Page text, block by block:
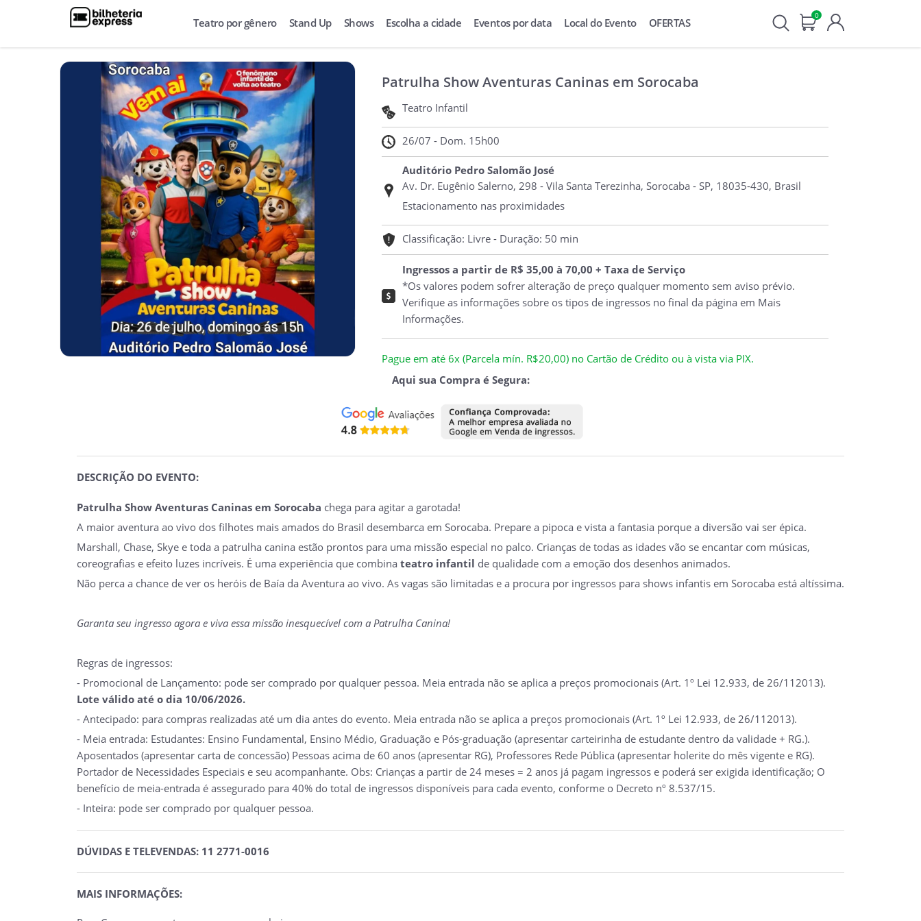
Teatro por gênero Stand Up Shows Escolha a cidade Eventos por data Local do Evento OFERTAS
0
Patrulha Show Aventuras Caninas em Sorocaba
Teatro Infantil
26/07 - Dom. 15h00
Auditório Pedro Salomão José
Av. Dr. Eugênio Salerno, 298 - Vila Santa Terezinha, Sorocaba - SP, 18035-430, Brasil
Estacionamento nas proximidades
Classificação: Livre - Duração: 50 min
Ingressos a partir de R$ 35,00 à 70,00 + Taxa de Serviço
*Os valores podem sofrer alteração de preço qualquer momento sem aviso prévio.
Verifique as informações sobre os tipos de ingressos no final da página em Mais
Informações.
Pague em até 6x (Parcela mín. R$20,00) no Cartão de Crédito ou à vista via PIX.
Aqui sua Compra é Segura:
DESCRIÇÃO DO EVENTO:
Patrulha Show Aventuras Caninas em Sorocaba chega para agitar a garotada!
A maior aventura ao vivo dos filhotes mais amados do Brasil desembarca em Sorocaba. Prepare a pipoca e vista a fantasia porque a diversão vai ser épica.
Marshall, Chase, Skye e toda a patrulha canina estão prontos para uma missão especial no palco. Crianças de todas as idades vão se encantar com músicas,
coreografias e efeito luzes incríveis. É uma experiência que combina teatro infantil de qualidade com a emoção dos desenhos animados.
Não perca a chance de ver os heróis de Baía da Aventura ao vivo. As vagas são limitadas e a procura por ingressos para shows infantis em Sorocaba está altíssima.
Garanta seu ingresso agora e viva essa missão inesquecível com a Patrulha Canina!
Regras de ingressos:
- Promocional de Lançamento: pode ser comprado por qualquer pessoa. Meia entrada não se aplica a preços promocionais (Art. 1º Lei 12.933, de 26/112013).
Lote válido até o dia 10/06/2026.
- Antecipado: para compras realizadas até um dia antes do evento. Meia entrada não se aplica a preços promocionais (Art. 1º Lei 12.933, de 26/112013).
- Meia entrada: Estudantes: Ensino Fundamental, Ensino Médio, Graduação e Pós-graduação (apresentar carteirinha de estudante dentro da validade + RG.).
Aposentados (apresentar carta de concessão) Pessoas acima de 60 anos (apresentar RG), Professores Rede Pública (apresentar holerite do mês vigente e RG).
Portador de Necessidades Especiais e seu acompanhante. Obs: Crianças a partir de 24 meses = 2 anos já pagam ingressos e poderá ser exigida identificação; O
benefício de meia-entrada é assegurado para 40% do total de ingressos disponíveis para cada evento, conforme o Decreto nº 8.537/15.
- Inteira: pode ser comprado por qualquer pessoa.
DÚVIDAS E TELEVENDAS: 11 2771-0016
MAIS INFORMAÇÕES: